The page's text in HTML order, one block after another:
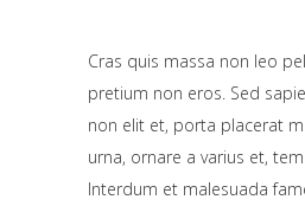
Cras quis massa non leo
pretium non eros. Sed
non elit et, porta placerat
urna, ornare a varius et,
Interdum et malesuada